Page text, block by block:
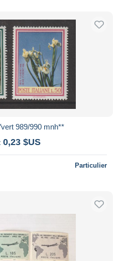
989/990 mnh**
0,23 $US
Particulier